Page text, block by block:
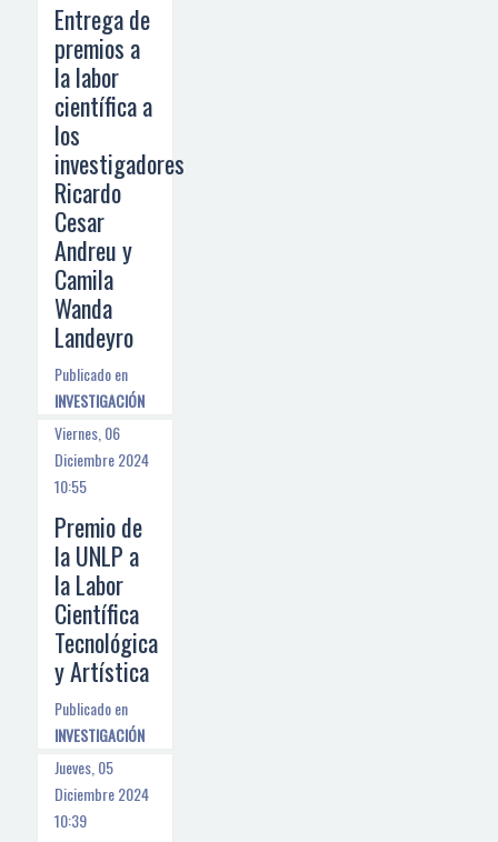
Entrega de
premios a
la labor
científica a
los
investigadores
Ricardo
Cesar
Andreu y
Camila
Wanda
Landeyro
Publicado en
INVESTIGACIÓN
Viernes, 06
Diciembre 2024
10:55
Premio de
la UNLP a
la Labor
Científica
Tecnológica
y Artística
Publicado en
INVESTIGACIÓN
Jueves, 05
Diciembre 2024
10:39